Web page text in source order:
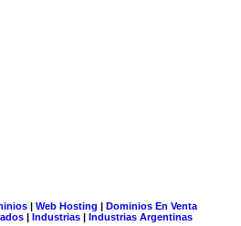
| Web Hosting | Dominios En Venta
| Industrias | Industrias Argentinas